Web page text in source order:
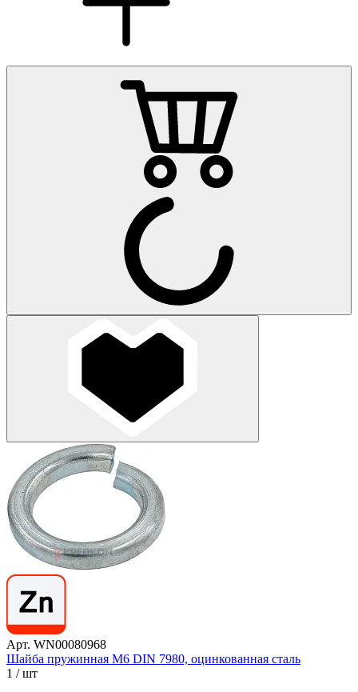
Арт. WN00080968
Шайба пружинная М6 DIN 7980, оцинкованная сталь
1 / шт